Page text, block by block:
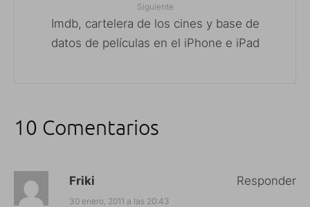
Siguiente
Imdb, cartelera de los cines y base de
datos de películas en el iPhone e iPad
10 Comentarios
Friki
30 enero, 2011 a las 20:43
Responder